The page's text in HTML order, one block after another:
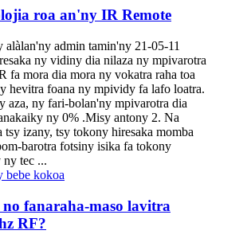
roa an'ny IR Remote
alàlan'ny admin tamin'ny 21-05-11
ny vidiny dia nilaza ny mpivarotra
fa mora dia mora ny vokatra raha toa
hevitra foana ny mpividy fa lafo loatra.
aza, ny fari-bolan'ny mpivarotra dia
ny 0% .Misy antony 2. Na
tsy izany, tsy tokony hiresaka momba
barotra fotsiny isika fa tokony
ny tec ...
bebe kokoa
fanaraha-maso lavitra
RF?